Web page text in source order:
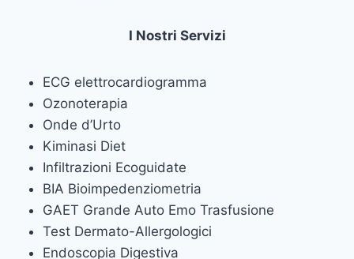
I Nostri Servizi
ECG elettrocardiogramma
Ozonoterapia
Onde d’Urto
Kiminasi Diet
Infiltrazioni Ecoguidate
BIA Bioimpedenziometria
GAET Grande Auto Emo Trasfusione
Test Dermato-Allergologici
Endoscopia Digestiva